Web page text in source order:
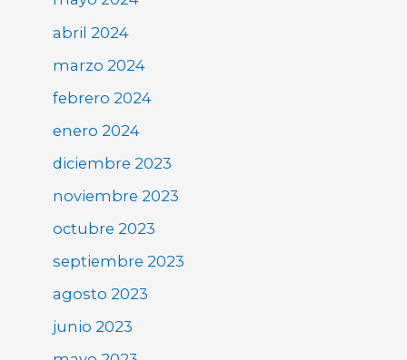
abril 2024
marzo 2024
febrero 2024
enero 2024
diciembre 2023
noviembre 2023
octubre 2023
septiembre 2023
agosto 2023
junio 2023